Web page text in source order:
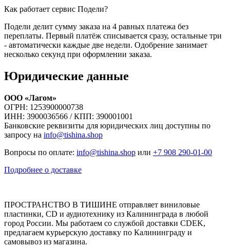
Как работает сервис Подели?
Подели делит сумму заказа на 4 равных платежа без
переплаты. Первый платёж списывается сразу, остальные три
- автоматически каждые две недели. Одобрение занимает
несколько секунд при оформлении заказа.
Юридические данные
ООО «Лагом»
ОГРН: 1253900000738
ИНН: 3900036566 / КПП: 390001001
Банковские реквизиты для юридических лиц доступны по
запросу на info@tishina.shop
Вопросы по оплате: info@tishina.shop или +7 908 290-01-00
Подробнее о доставке
ПРОСТРАНСТВО В ТИШИНЕ отправляет виниловые
пластинки, CD и аудиотехнику из Калининграда в любой
город России. Мы работаем со службой доставки CDEK,
предлагаем курьерскую доставку по Калининграду и
самовывоз из магазина.